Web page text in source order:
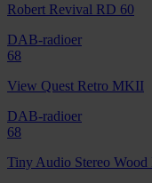
Robert Revival RD 60
DAB-radioer
68
View Quest Retro MKII
DAB-radioer
68
Tiny Audio Stereo